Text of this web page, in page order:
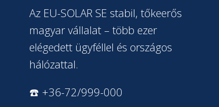
Az EU-SOLAR SE stabil, tőkeerős
magyar vállalat – több ezer
elégedett ügyféllel és országos
hálózattal.
☎️ +36-72/999-000